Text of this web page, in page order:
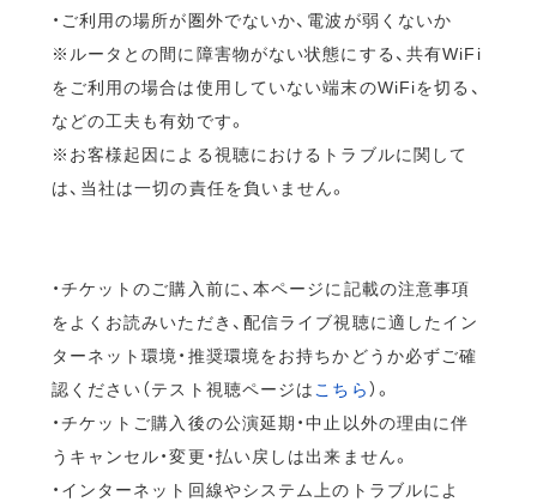
・ご利用の場所が圏外でないか、電波が弱くないか
※ルータとの間に障害物がない状態にする、共有WiFi
をご利用の場合は使用していない端末のWiFiを切る、
などの工夫も有効です。
※お客様起因による視聴におけるトラブルに関して
は、当社は一切の責任を負いません。
・チケットのご購入前に、本ページに記載の注意事項
をよくお読みいただき、配信ライブ視聴に適したイン
ターネット環境・推奨環境をお持ちかどうか必ずご確
認ください（テスト視聴ページは こちら）。
・チケットご購入後の公演延期・中止以外の理由に伴
うキャンセル・変更・払い戻しは出来ません。
・インターネット回線やシステム上のトラブルによ